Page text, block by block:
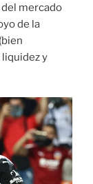
mercado
de la
y